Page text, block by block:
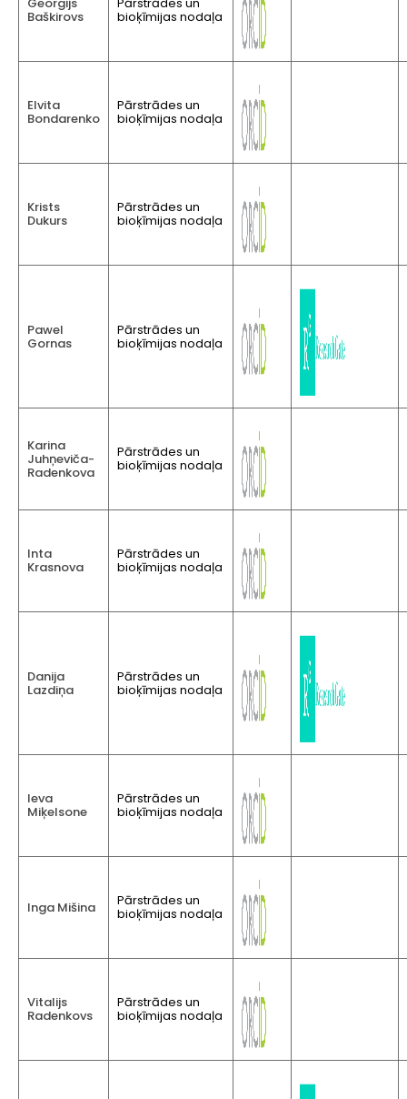
Baškirovs bioķīmijas nodaļa
Elvita
Bondarenko
Pārstrādes un
bioķīmijas nodaļa
Krists
Dukurs
Pārstrādes un
bioķīmijas nodaļa
Pawel
Gornas
Pārstrādes un
bioķīmijas nodaļa
Karina
Juhņeviča-
Radenkova
Pārstrādes un
bioķīmijas nodaļa
Inta
Krasnova
Pārstrādes un
bioķīmijas nodaļa
Danija
Lazdiņa
Pārstrādes un
bioķīmijas nodaļa
Ieva
Miķelsone
Pārstrādes un
bioķīmijas nodaļa
Inga Mišina Pārstrādes un
bioķīmijas nodaļa
Vitalijs
Radenkovs
Pārstrādes un
bioķīmijas nodaļa